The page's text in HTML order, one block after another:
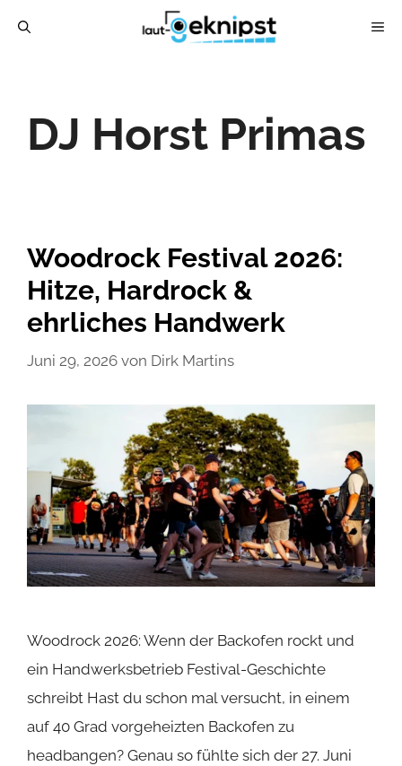
DJ Horst Primas
Woodrock Festival 2026:
Hitze, Hardrock &
ehrliches Handwerk
Juni 29, 2026 von Dirk Martins
Woodrock 2026: Wenn der Backofen rockt und
ein Handwerksbetrieb Festival-Geschichte
schreibt Hast du schon mal versucht, in einem
auf 40 Grad vorgeheizten Backofen zu
headbangen? Genau so fühlte sich der 27. Juni